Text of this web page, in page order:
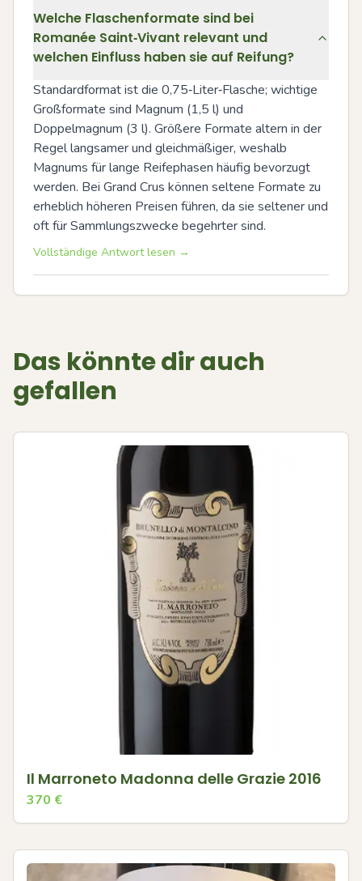
Welche Flaschenformate sind bei
Romanée Saint‑Vivant relevant und
welchen Einfluss haben sie auf Reifung?
Standardformat ist die 0,75‑Liter‑Flasche; wichtige
Großformate sind Magnum (1,5 l) und
Doppelmagnum (3 l). Größere Formate altern in der
Regel langsamer und gleichmäßiger, weshalb
Magnums für lange Reifephasen häufig bevorzugt
werden. Bei Grand Crus können seltene Formate zu
erheblich höheren Preisen führen, da sie seltener und
oft für Sammlungszwecke begehrter sind.
Vollständige Antwort lesen →
Das könnte dir auch
gefallen
Il Marroneto Madonna delle Grazie 2016
370 €